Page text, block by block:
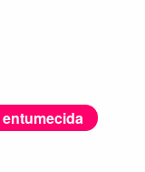
entumecida